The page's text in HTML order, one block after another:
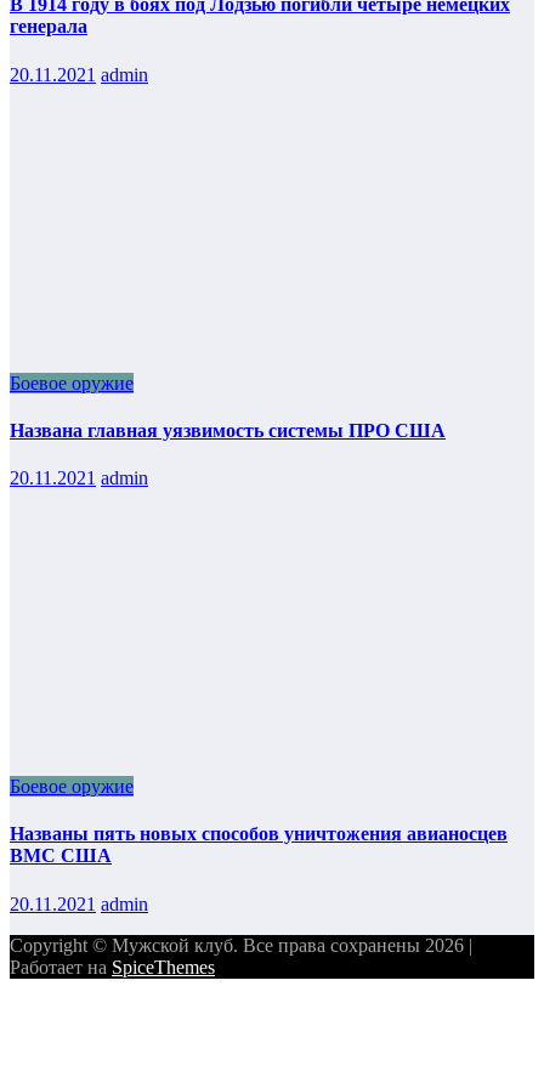
В 1914 году в боях под Лодзью погибли четыре немецких
генерала
20.11.2021 admin
Боевое оружие
Названа главная уязвимость системы ПРО США
20.11.2021 admin
Боевое оружие
Названы пять новых способов уничтожения авианосцев
ВМС США
20.11.2021 admin
Copyright © Мужской клуб. Все права сохранены 2026 |
Работает на SpiceThemes